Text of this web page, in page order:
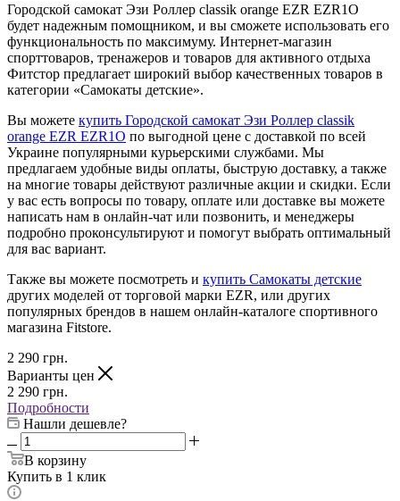
Городской самокат Эзи Роллер classik orange EZR EZR1O
будет надежным помощником, и вы сможете использовать его
функциональность по максимуму. Интернет-магазин
спорттоваров, тренажеров и товаров для активного отдыха
Фитстор предлагает широкий выбор качественных товаров в
категории «Самокаты детские».
Вы можете купить Городской самокат Эзи Роллер classik
orange EZR EZR1O по выгодной цене с доставкой по всей
Украине популярными курьерскими службами. Мы
предлагаем удобные виды оплаты, быструю доставку, а также
на многие товары действуют различные акции и скидки. Если
у вас есть вопросы по товару, оплате или доставке вы можете
написать нам в онлайн-чат или позвонить, и менеджеры
подробно проконсультируют и помогут выбрать оптимальный
для вас вариант.
Также вы можете посмотреть и купить Самокаты детские
других моделей от торговой марки EZR, или других
популярных брендов в нашем онлайн-каталоге спортивного
магазина Fitstore.
2 290 грн.
Варианты цен
2 290 грн.
Подробности
Нашли дешевле?
В корзину
Купить в 1 клик